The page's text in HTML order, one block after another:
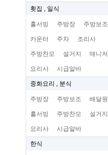
횟집 , 일식
홀서빙 주방장 주방보조
카운터 주차 조리사
주방찬모 설거지 매니저
요리사 시급알바
중화요리 , 분식
주방장 주방보조 배달원
홀서빙 주방찬모 설거지
요리사 시급알바
한식